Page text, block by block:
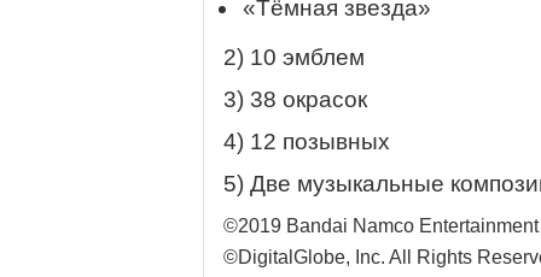
«Тёмная звезда»
2) 10 эмблем
3) 38 окрасок
4) 12 позывных
5) Две музыкальные
©2019 Bandai Namco Entertainment
©DigitalGlobe, Inc. All Rights